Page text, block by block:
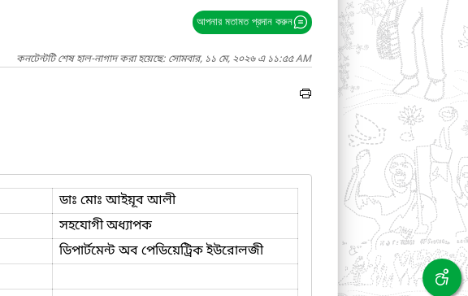
আপনার মতামত প্রদান করুন
কনটেন্টটি শেষ হাল-নাগাদ করা হয়েছে: সোমবার, ১১ মে, ২০২৬ এ ১১:৫৫ AM
ডাঃ মোঃ আইয়ূব আলী
সহযোগী অধ্যাপক
ডিপার্টমেন্ট অব পেডিয়েট্রিক ইউরোলজী